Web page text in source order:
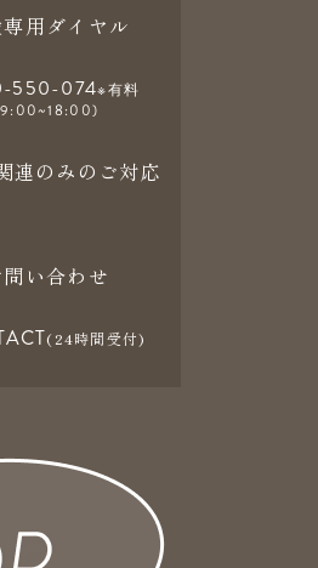
用ダイヤル
550-074※有料
連のみのご対応
い合わせ
(24時間受付)